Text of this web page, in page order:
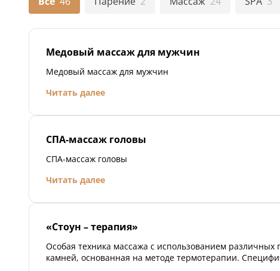
Медовый массаж для мужчин
Медовый массаж для мужчин
Читать далее
СПА-массаж головы
СПА-массаж головы
Читать далее
«Стоун – терапия»
Особая техника массажа с использованием различных
камней, основанная на методе термотерапии.